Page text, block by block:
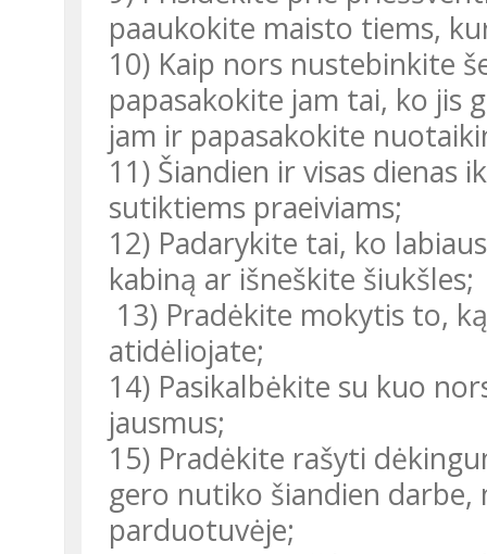
paaukokite maisto tiems,
10) Kaip nors nustebinkite šeimos narį ar draugą, pavyzdžiui,
papasakokite jam tai, ko jis
jam ir papasakokite
11) Šiandien ir visas dienas iki švenčių (ir po jų) šypsokitės visiems
sutiktiems praeiviams;
12) Padarykite tai, ko labiausiai nesinori daryti – išvalykite dušo
kabiną ar išneškite šiukšles;
13) Pradėkite mokytis to, ką labai norėtumėte išmokti, bet vis
atidėliojate;
14) Pasikalbėkite su kuo nors apie savo ir (arba) to žmogaus
jausmus;
15) Pradėkite rašyti dėkingumo dienoraštį – apibūdinkite, kas
gero nutiko šiandien darbe,
parduotuvėje;